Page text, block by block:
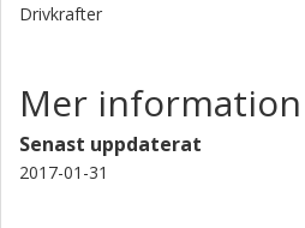
Drivkrafter
Mer information
Senast uppdaterat
2017-01-31